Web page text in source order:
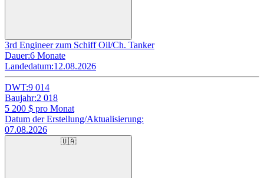
3rd Engineer zum Schiff Oil/Ch. Tanker
Dauer:6 Monate
Landedatum:12.08.2026
DWT:9 014
Baujahr:2 018
5 200 $ pro Monat
Datum der Erstellung/Aktualisierung:
07.08.2026
🇺🇦